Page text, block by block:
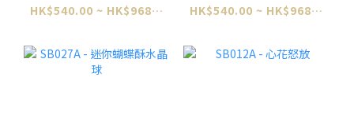
HK$540.00 ~ HK$968.00 HK$540.00 ~ HK$968.00